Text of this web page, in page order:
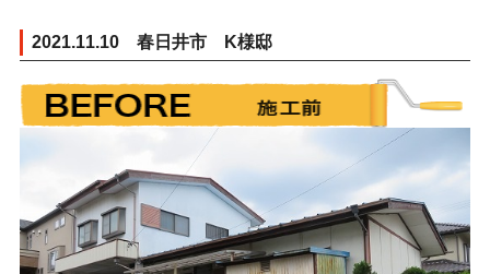
2021.11.10 春日井市 K様邸